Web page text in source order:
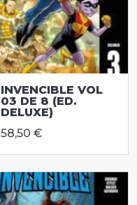
INVENCIBLE VOL
03 DE 8 (ED.
DELUXE)
58,50 €